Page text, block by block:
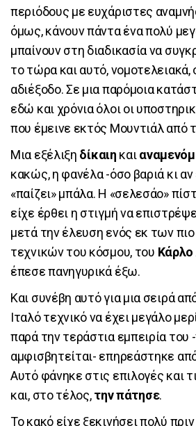
περιόδους με ευχάριστες
όμως, κάνουν πάντα ένα πολύ
μπαίνουν στη διαδικασία να
το τώρα και αυτό, νομοτελειακά,
αδιέξοδο. Σε μια παρόμοια
εδώ και χρόνια όλοι οι
που έμεινε εκτός Μουντιάλ από
Μια εξέλιξη δίκαιη και
κακώς, η φανέλα -όσο βαριά κι αν
«παίζει» μπάλα. Η «σελεσάο»
είχε έρθει η στιγμή να
μετά την έλευση ενός εκ των
τεχνικών του κόσμου, του Κάρλο
έπεσε πανηγυρικά έξω.
Και συνέβη αυτό για μια σειρά
Ιταλό τεχνικό να έχει μεγάλο
παρά την τεράστια εμπειρία του
αμφισβητείται- επηρεάστηκε
Αυτό φάνηκε στις επιλογές και
και, στο τέλος,την πάτησε.
Το κακό είχε ξεκινήσει πολύ